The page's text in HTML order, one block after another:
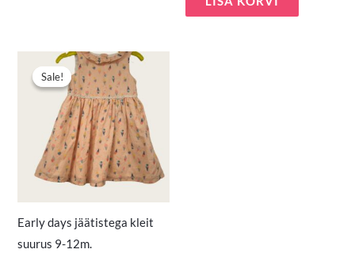
Sale!
Sale!
Early days jäätistega kleit
suurus 9-12m.
Algne
hind
oli:
5,00 €.
Praegune
hind
on:
3,50 €.